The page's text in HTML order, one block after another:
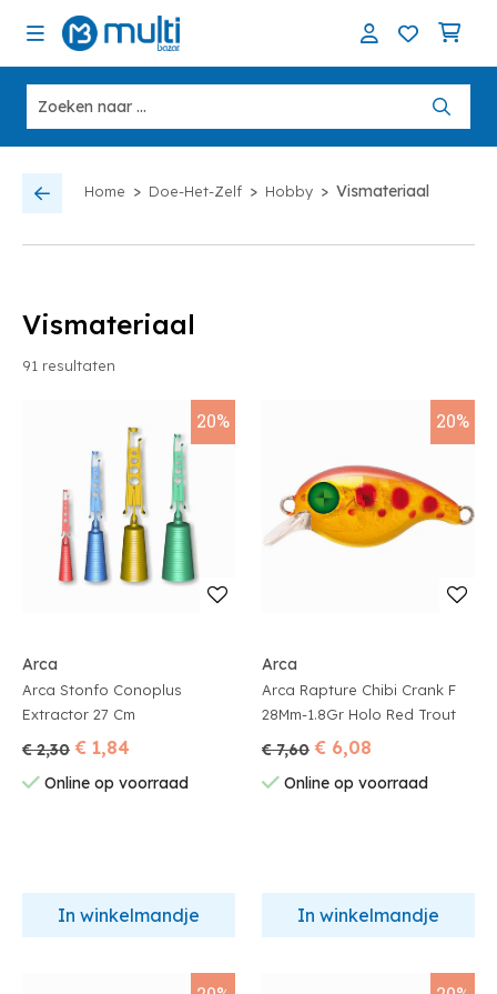
Home > Doe-Het-Zelf > Hobby > Vismateriaal
Vismateriaal
91 resultaten
20%
Arca
Arca Stonfo Conoplus
Extractor 27 Cm
€ 2,30 € 1,84
Online op voorraad
In winkelmandje
20%
Arca
Arca Rapture Chibi Crank F
28Mm-1.8Gr Holo Red Trout
€ 7,60 € 6,08
Online op voorraad
In winkelmandje